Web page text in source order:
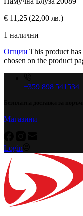
€ 11,25 (22,00 лв.)
1 налични
Опции This product
chosen on the product
+359 898 541534
Магазини
Login